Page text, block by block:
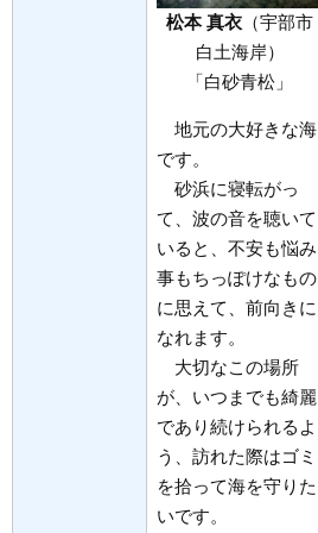
松本 真衣 （宇部市
白土海岸）
「白砂青松」
地元の大好きな海
です。
砂浜に寝転がっ
て、波の音を聴いて
いると、不安も悩み
事もちっぽけなもの
に思えて、前向きに
なれます。
大切なこの場所
が、いつまでも綺麗
であり続けられるよ
う、訪れた際はゴミ
を拾って海を守りた
いです。